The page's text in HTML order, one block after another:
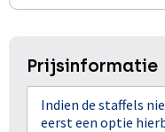
Prijsinformatie
Indien de staffels
eerst een optie